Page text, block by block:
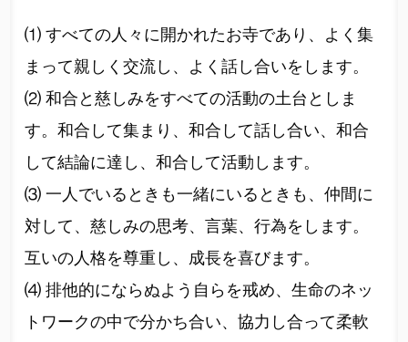
⑴ すべての人々に開かれたお寺であり、よく集
まって親しく交流し、よく話し合いをします。
⑵ 和合と慈しみをすべての活動の土台としま
す。和合して集まり、和合して話し合い、和合
して結論に達し、和合して活動します。
⑶ 一人でいるときも一緒にいるときも、仲間に
対して、慈しみの思考、言葉、行為をします。
互いの人格を尊重し、成長を喜びます。
⑷ 排他的にならぬよう自らを戒め、生命のネッ
トワークの中で分かち合い、協力し合って柔軟